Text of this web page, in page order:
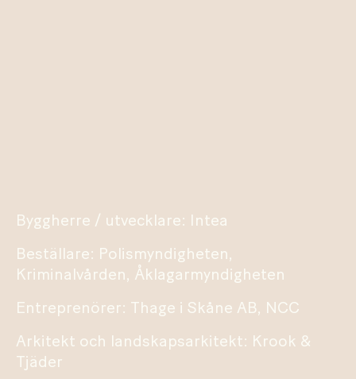
Byggherre / utvecklare: Intea
Beställare: Polismyndigheten,
Kriminalvården, Åklagarmyndigheten
Entreprenörer: Thage i Skåne AB, NCC
Arkitekt och landskapsarkitekt: Krook &
Tjäder